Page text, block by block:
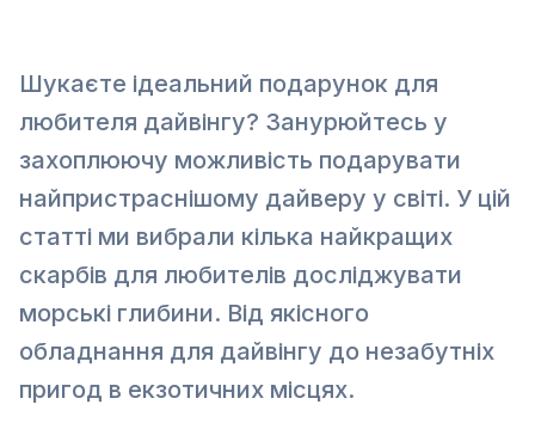
Шукаєте ідеальний подарунок для
любителя дайвінгу? Занурюйтесь у
захоплюючу можливість подарувати
найпристраснішому дайверу у світі. У цій
статті ми вибрали кілька найкращих
скарбів для любителів досліджувати
морські глибини. Від якісного
обладнання для дайвінгу до незабутніх
пригод в екзотичних місцях.